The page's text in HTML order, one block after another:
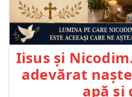
Iisus și
adevărat
apă și